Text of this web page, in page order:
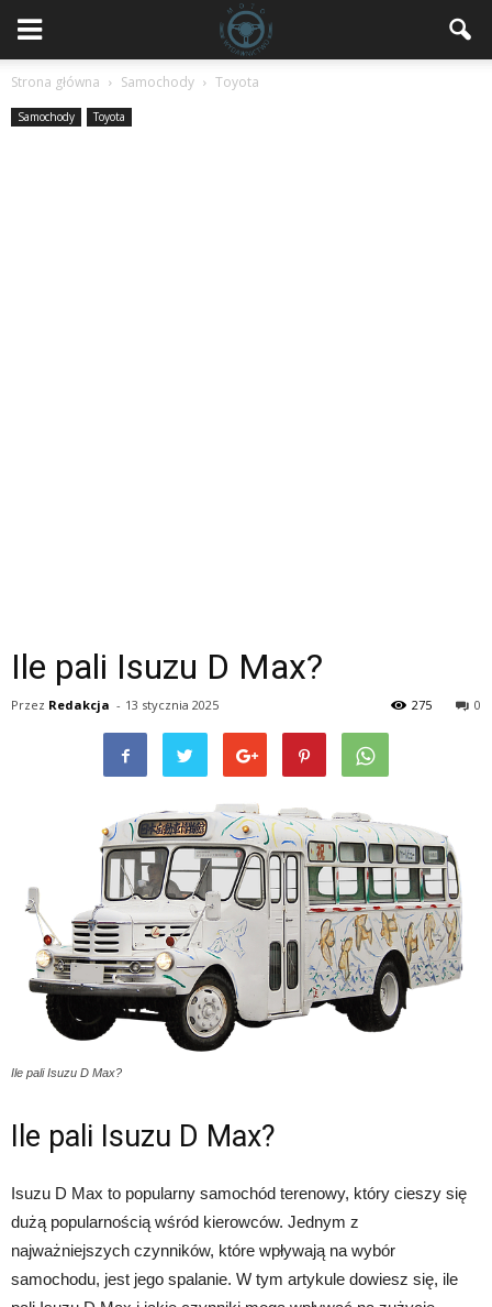
Strona główna Samochody Toyota
Samochody Toyota
Ile pali Isuzu D Max?
Przez Redakcja - 13 stycznia 2025 0
275
Ile pali Isuzu D Max?
Ile pali Isuzu D Max?
Isuzu D Max to popularny samochód terenowy, który cieszy się
dużą popularnością wśród kierowców. Jednym z
najważniejszych czynników, które wpływają na wybór
samochodu, jest jego spalanie. W tym artykule dowiesz się, ile